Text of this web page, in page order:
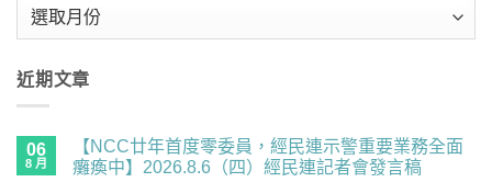
近期文章
06
8 月
【NCC廿年首度零委員，經民連示警重要業務全面
癱瘓中】2026.8.6（四）經民連記者會發言稿